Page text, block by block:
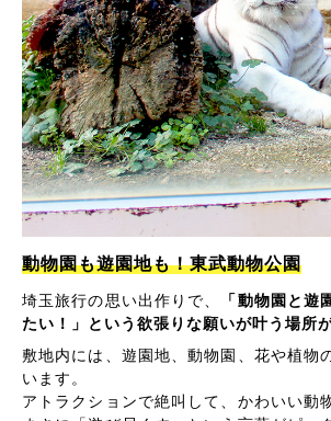
動物園も遊園地も！東武動物公園
埼玉旅行の思い出作りで、
「動物園と遊
たい！」という欲張りな願いが叶う場所
敷地内には、遊園地、動物園、花や植物
います。
アトラクションで絶叫して、かわいい動